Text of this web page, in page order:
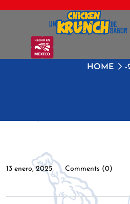
HOME -
13 enero, 2025 Comments (0)